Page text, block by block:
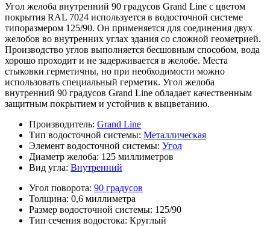
Угол желоба внутренний 90 градусов Grand Line с цветом
покрытия RAL 7024 используется в водосточной системе
типоразмером 125/90. Он применяется для соединения двух
желобов во внутренних углах здания со сложной геометрией.
Производство углов выполняется бесшовным способом, вода
хорошо проходит и не задерживается в желобе. Места
стыковки герметичны, но при необходимости можно
использовать специальный герметик. Угол желоба
внутренний 90 градусов Grand Line обладает качественным
защитным покрытием и устойчив к выцветанию.
Производитель: Grand Line
Тип водосточной системы: Металлическая
Элемент водосточной системы: Угол
Диаметр желоба: 125 миллиметров
Вид угла: Внутренний
Угол поворота: 90 градусов
Толщина: 0,6 миллиметра
Размер водосточной системы: 125/90
Тип сечения водостока: Круглый